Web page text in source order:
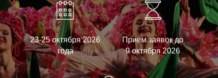
23-25 октября 2026
года
Прием заявок до
9 октября 2026